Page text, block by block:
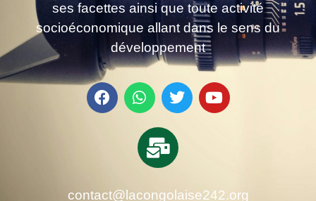
ses facettes ainsi que toute activité
socioéconomique allant dans le sens du
développement
contact@lacongolaise242.org